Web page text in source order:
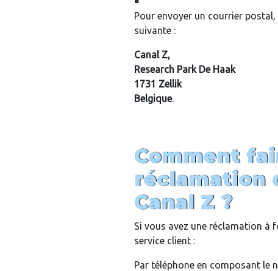
Pour envoyer un courrier
suivante :
Canal Z,
Research Park De Haak
1731 Zellik
Belgique.
Comment
réclamation
Canal Z ?
Si vous avez une réclamation à
service client :
Par téléphone en composant le